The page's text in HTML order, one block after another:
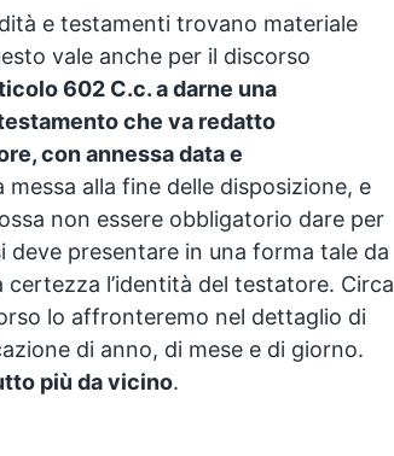
e testamenti trovano materiale
vale anche per il discorso
602 C.c. a darne una
che va redatto
con annessa data e
messa alla fine delle disposizione, e
non essere obbligatorio dare per
deve presentare in una forma tale da
l’identità del testatore. Circa
lo affronteremo nel dettaglio di
di anno, di mese e di giorno.
più da vicino.